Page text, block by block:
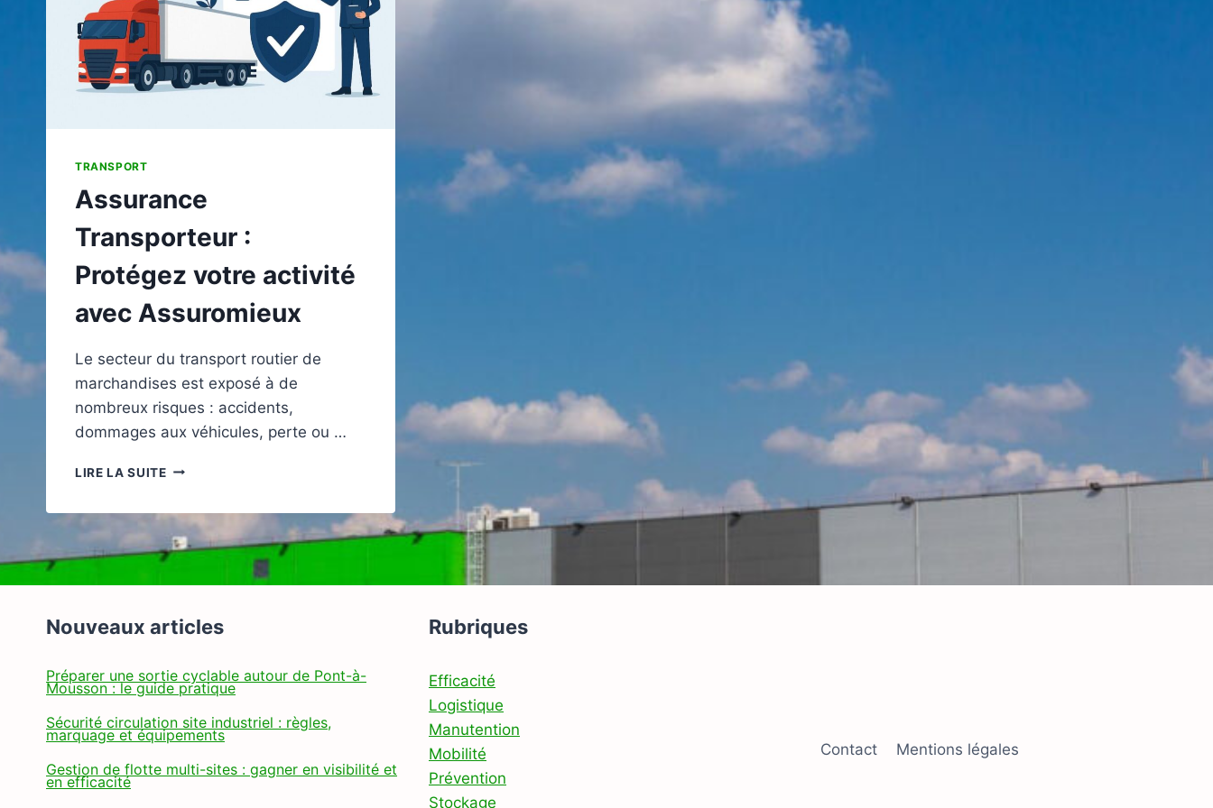
TRANSPORT
Assurance
Transporteur :
Protégez votre activité
avec Assuromieux
Le secteur du transport routier de
marchandises est exposé à de
nombreux risques : accidents,
dommages aux véhicules, perte ou …
LIRE LA SUITEASSURANCE
PROTÉGEZ
VOTRE
ACTIVITÉ
Nouveaux articles
Préparer une sortie cyclable autour de Pont-à-
Mousson : le guide pratique
Sécurité circulation site industriel : règles,
marquage et équipements
Gestion de flotte multi-sites : gagner en visibilité et
en efficacité
Rubriques
Efficacité
Logistique
Manutention
Mobilité
Prévention
Stockage
Contact Mentions légales